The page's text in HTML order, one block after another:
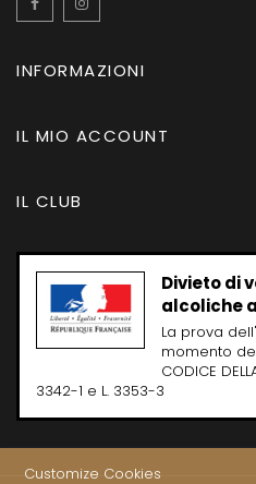
INFORMAZIONI
IL MIO ACCOUNT
IL CLUB
Divieto di
alcoliche
La prova
momento
CODICE
3342-1 e L. 3353-3
Customize Cookies